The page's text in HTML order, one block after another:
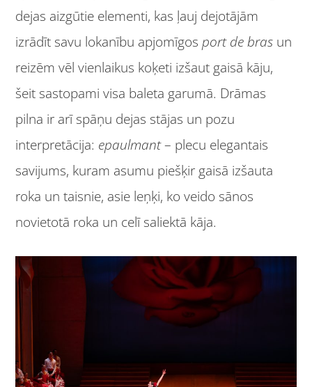
dejas aizgūtie elementi, kas ļauj dejotājām
izrādīt savu lokanību apjomīgosport de bras un
reizēm vēl vienlaikus koķeti izšaut gaisā kāju,
šeit sastopami visa baleta garumā. Drāmas
pilna ir arī spāņu dejas stājas un pozu
interpretācija: epaulmant– plecu elegantais
savijums, kuram asumu piešķir gaisā izšauta
roka un taisnie, asie leņķi, ko veido sānos
novietotā roka un celī saliektā kāja.